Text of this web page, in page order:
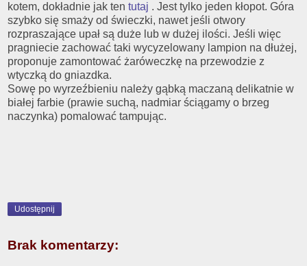
kotem, dokładnie jak ten tutaj . Jest tylko jeden kłopot. Góra
szybko się smaży od świeczki, nawet jeśli otwory
rozpraszające upał są duże lub w dużej ilości. Jeśli więc
pragniecie zachować taki wycyzelowany lampion na dłużej,
proponuje zamontować żaróweczkę na przewodzie z
wtyczką do gniazdka.
Sowę po wyrzeźbieniu należy gąbką maczaną delikatnie w
białej farbie (prawie suchą, nadmiar ściągamy o brzeg
naczynka) pomalować tampując.
Udostępnij
Brak komentarzy: